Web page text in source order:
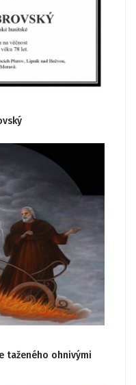
taženého ohnivými